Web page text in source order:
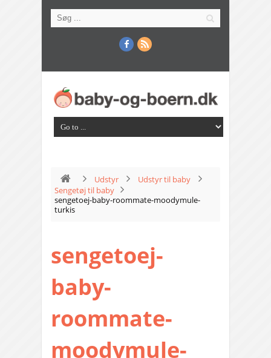
Udstyr
Udstyr til baby
Sengetøj til baby
sengetoej-baby-roommate-moodymule-
turkis
sengetoej-
baby-
roommate-
moodymule-